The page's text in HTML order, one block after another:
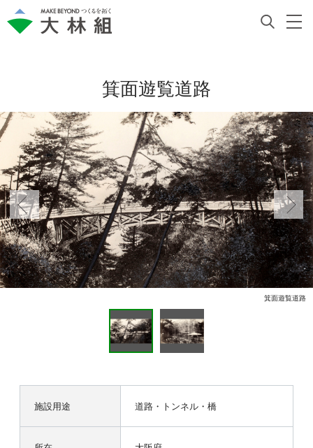
箕面遊覧道路
箕面遊覧道路
施設用途 道路・トンネル・橋